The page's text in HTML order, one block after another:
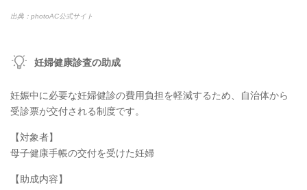
出典：photoAC公式サイト
妊婦健康診査の助成
妊娠中に必要な妊婦健診の費用負担を軽減するため、自治体から
受診票が交付される制度です。
【対象者】
母子健康手帳の交付を受けた妊婦
【助成内容】